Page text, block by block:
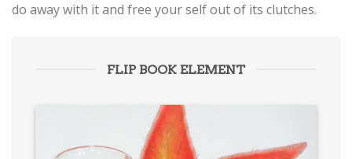
do away with it and free your self out of its clutches.
FLIP BOOK ELEMENT